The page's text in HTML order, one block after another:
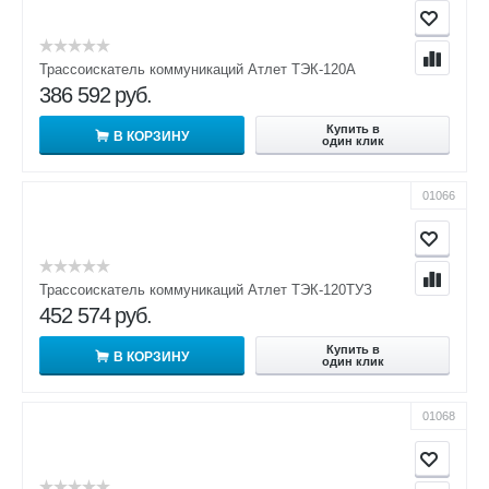
Трассоискатель коммуникаций Атлет ТЭК-120А
386 592 руб.
В КОРЗИНУ
Купить в
один клик
01066
Трассоискатель коммуникаций Атлет ТЭК-120ТУЗ
452 574 руб.
В КОРЗИНУ
Купить в
один клик
01068